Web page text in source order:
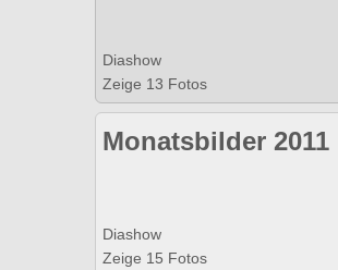
Diashow
Zeige 13 Fotos
Monatsbilder 2011
Diashow
Zeige 15 Fotos